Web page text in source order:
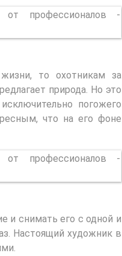
то охотникам за
природа. Но это
погожего
что на его фоне
и снимать его с одной и
Настоящий художник в